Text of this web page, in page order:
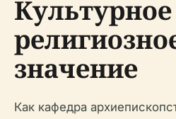
значение
Как кафедра